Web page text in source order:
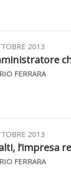
2013
FERRARA
2013
l’impresa
FERRARA